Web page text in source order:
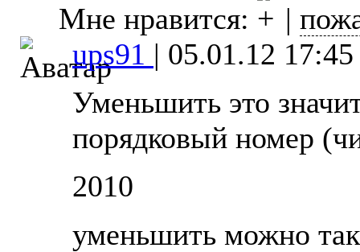
Мне нравится:
|
ups91 | 05.01.12 17:45
Уменьшить это
порядковый номер
2010
уменьшить можно